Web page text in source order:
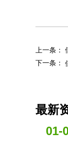
上一条：
下一条：
最新
01-